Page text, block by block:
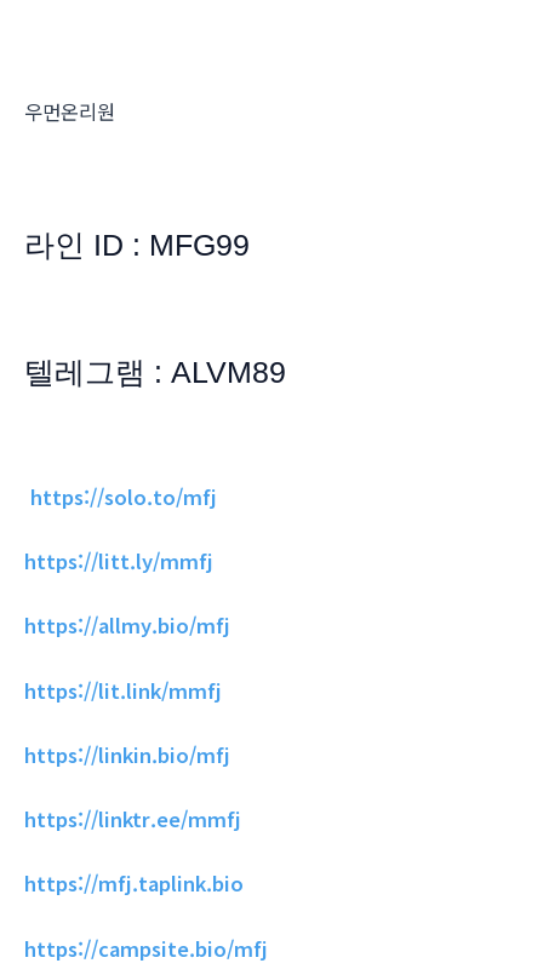
우먼온리원
라인 ID : MFG99
텔레그램 : ALVM89
https://solo.to/mfj
https://litt.ly/mmfj
https://allmy.bio/mfj
https://lit.link/mmfj
https://linkin.bio/mfj
https://linktr.ee/mmfj
https://mfj.taplink.bio
https://campsite.bio/mfj